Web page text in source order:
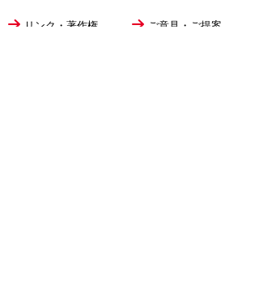
リンク・著作権 ご意見・ご提案